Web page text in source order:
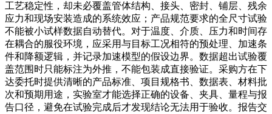
工艺稳定性，却未必覆盖管体结构、接头、密封、铺层、残余
应力和现场安装造成的系统效应；产品规范要求的全尺寸试验
不能被小试样数据自动替代。对于温度、介质、压力和时间存
在耦合的服役环境，应采用与目标工况相符的预处理、加速条
件和降额逻辑，并记录加速模型的假设边界。数据超出试验覆
盖范围时只能标注为外推，不能包装成直接验证。采购方在下
达委托时提供清晰的产品标准、项目规格书、数据表、材料批
次和预期用途，实验室才能选择正确的设备、夹具、量程与报
告口径，避免在试验完成后才发现结论无法用于验收。报告交